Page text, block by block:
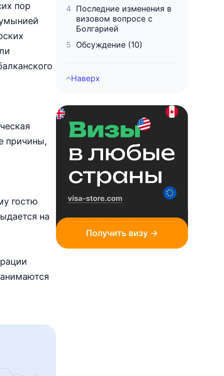
пор
причины,
гостю
на
Последние изменения в
визовом вопросе с
Болгарией
Обсуждение (10)
Наверх